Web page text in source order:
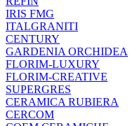
IRIS FMG
ITALGRANITI
CENTURY
GARDENIA ORCHIDEA
FLORIM-LUXURY
FLORIM-CREATIVE
SUPERGRES
CERAMICA RUBIERA
CERCOM